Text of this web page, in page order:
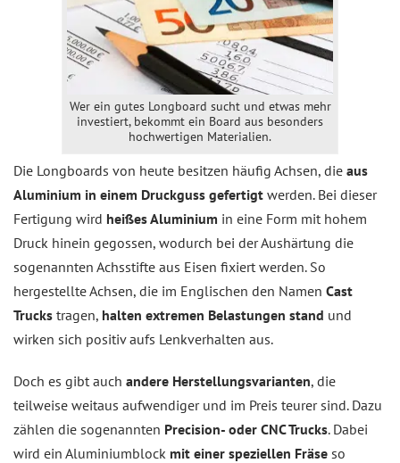
Wer ein gutes Longboard sucht und etwas mehr
investiert, bekommt ein Board aus besonders
hochwertigen Materialien.
Die Longboards von heute besitzen häufig Achsen, die aus
Aluminium in einem Druckguss gefertigt werden. Bei dieser
Fertigung wird heißes Aluminium in eine Form mit hohem
Druck hinein gegossen, wodurch bei der Aushärtung die
sogenannten Achsstifte aus Eisen fixiert werden. So
hergestellte Achsen, die im Englischen den Namen Cast
Trucks tragen, halten extremen Belastungen stand und
wirken sich positiv aufs Lenkverhalten aus.
Doch es gibt auch andere Herstellungsvarianten, die
teilweise weitaus aufwendiger und im Preis teurer sind. Dazu
zählen die sogenannten Precision- oder CNC Trucks. Dabei
wird ein Aluminiumblock mit einer speziellen Fräse so